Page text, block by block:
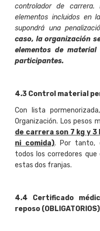
controlador de
elementos incluidos en
supondrá una
caso, la organización
elementos de
participantes.
4.3 Control material
Con lista
Organización. Los pesos
de carrera son 7 kg y
ni comida). Por tanto,
todos los corredores
estas dos franjas.
4.4 Certificado
reposo